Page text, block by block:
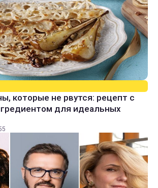
которые не рвутся: рецепт с
для идеальных